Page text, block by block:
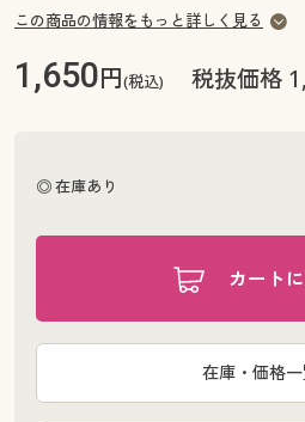
ご利用ガイド
ご利用ガイド
よくある質問とお問い合わせ
この商品の情報をもっと詳しく見る
1,650円(税込) 税抜価格
◎ 在庫あり
カート
在庫・価格